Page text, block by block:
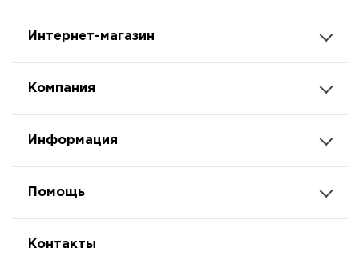
Интернет-магазин
Компания
Информация
Помощь
Контакты